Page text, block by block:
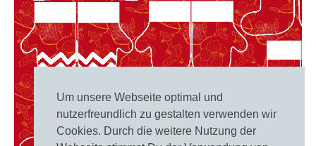
Um unsere Webseite optimal und
nutzerfreundlich zu gestalten verwenden wir
Cookies. Durch die weitere Nutzung der